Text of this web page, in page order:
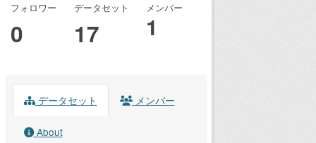
フォロワー
0
データセット
17
メンバー
1
データセット メンバー
About